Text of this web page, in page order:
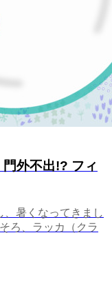
外不出!? フィ
、暑くなってきまし
ろ、ラッカ（クラ